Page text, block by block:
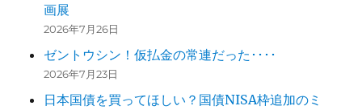
画展
2026年7月26日
ゼントウシン！仮払金の常連だった････
2026年7月23日
日本国債を買ってほしい？国債NISA枠追加のミ